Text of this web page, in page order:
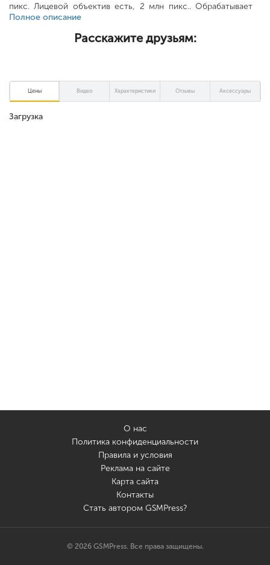
пикс. Лицевой объектив есть, 2 млн пикс.. Обрабатывает
данные телефон на центральном вычислительном
устройстве MediaTek MT6577, 1000 МГц. Объем
оперативно-запоминающего устройства 1024 Мб.
Гб. Аппарат осуществляет работу на мобильный платформе
Android 4.0.
Полное описание
Расскажите друзьям:
Цены Видео Характеристики Отзывы Аксессуары
Загрузка
О нас
Политика конфиденциальности
Правила и условия
Реклама на сайте
Карта сайта
Контакты
Стать автором GSMPress?
© 2026 GSMPress. Все права защищены.